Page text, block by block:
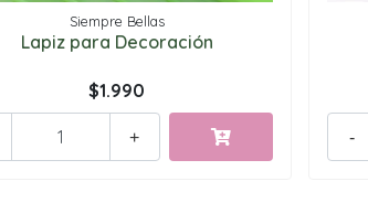
Siempre Bellas
Lapiz para Decoración
$1.990
+ -